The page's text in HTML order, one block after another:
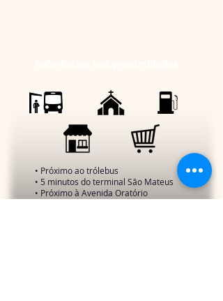
• Próximo ao trólebus
• 5 minutos do terminal São Mateus
• Próximo à Avenida Oratório